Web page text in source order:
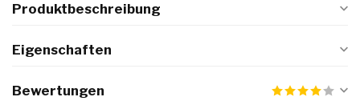
Produktbeschreibung
Eigenschaften
Bewertungen